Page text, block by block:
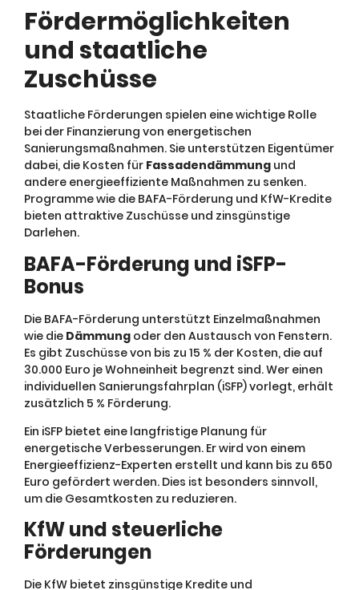
Fördermöglichkeiten
und staatliche
Zuschüsse
Staatliche Förderungen spielen eine wichtige Rolle
bei der Finanzierung von energetischen
Sanierungsmaßnahmen. Sie unterstützen Eigentümer
dabei, die Kosten für Fassadendämmung und
andere energieeffiziente Maßnahmen zu senken.
Programme wie die BAFA-Förderung und KfW-Kredite
bieten attraktive Zuschüsse und zinsgünstige
Darlehen.
BAFA-Förderung und iSFP-
Bonus
Die BAFA-Förderung unterstützt Einzelmaßnahmen
wie die Dämmung oder den Austausch von Fenstern.
Es gibt Zuschüsse von bis zu 15 % der Kosten, die auf
30.000 Euro je Wohneinheit begrenzt sind. Wer einen
individuellen Sanierungsfahrplan (iSFP) vorlegt, erhält
zusätzlich 5 % Förderung.
Ein iSFP bietet eine langfristige Planung für
energetische Verbesserungen. Er wird von einem
Energieeffizienz-Experten erstellt und kann bis zu 650
Euro gefördert werden. Dies ist besonders sinnvoll,
um die Gesamtkosten zu reduzieren.
KfW und steuerliche
Förderungen
Die KfW bietet zinsgünstige Kredite und